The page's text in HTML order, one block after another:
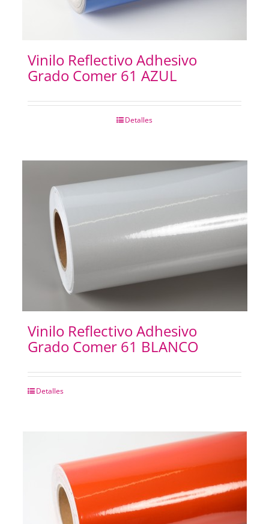
Vinilo Reflectivo Adhesivo
Grado Comer 61 AZUL
Detalles
Vinilo Reflectivo Adhesivo
Grado Comer 61 BLANCO
Detalles